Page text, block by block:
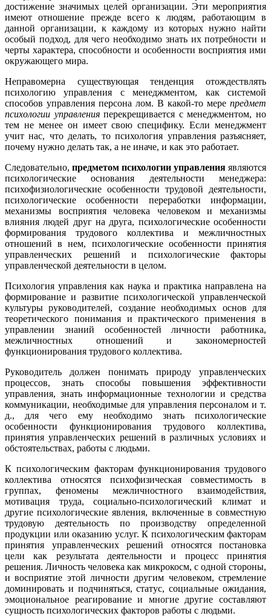
достижение значимых целей организации. Эти мероприятия
имеют отношение прежде всего к людям, работающим в
данной организации, к каждому из которых нужно найти
особый подход, для чего необходимо знать их потребности и
черты характера, способности и особенности восприятия ими
окружающего мира.
Неправомерна существующая тенденция отождествлять
психологию управления с менеджментом, как системой
способов управления персона лом. В какой-то мере предмет
психологии управленияперекрещивается с менеджментом, но
тем не менее он имеет свою специфику. Если менеджмент
учит нас, что делать, то психология управления разъясняет,
почему нужно делать так, а не иначе, и как это работает.
Следовательно, предметом психологии управления являются
психологические основания деятельности менеджера:
психофизиологические особенности трудовой деятельности,
психологические особенности переработки информации,
механизмы восприятия человека человеком и механизмы
влияния людей друг на друга, психологические особенности
формирования трудового коллектива и межличностных
отношений в нем, психологические особенности принятия
управленческих решений и психологические факторы
управленческой деятельности в целом.
Психология управления как наука и практика направлена на
формирование и развитие психологической управленческой
культуры руководителей, создание необходимых основ для
теоретического понимания и практического применения в
управлении знаний особенностей личности работника,
межличностных отношений и закономерностей
функционирования трудового коллектива.
Руководитель должен понимать природу управленческих
процессов, знать способы повышения эффективности
управления, знать информационные технологии и средства
коммуникации, необходимые для управления персоналом и т.
д., для чего ему необходимо знать психологические
особенности функционирования трудового коллектива,
принятия управленческих решений в различных условиях и
обстоятельствах, работы с людьми.
К психологическим факторам функционирования трудового
коллектива относятся психофизическая совместимость в
группах, феномены межличностного взаимодействия,
мотивация труда, социально-психологический климат и
другие психологические явления, включенные в совместную
трудовую деятельность по производству определенной
продукции или оказанию услуг. К психологическим факторам
принятия управленческих решений относятся постановка
цели как результата деятельности и процесс принятия
решения. Личность человека как микрокосм, с одной стороны,
и восприятие этой личности другим человеком, стремление
доминировать и подчиняться, статус, социальные ожидания,
эмоциональное реагирование и многие другие составляют
сущность психологических факторов работы с людьми.